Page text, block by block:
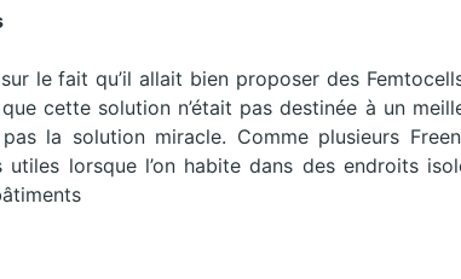
le fait qu’il allait bien proposer des
cette solution n’était pas destinée à un
la solution miracle. Comme plusieurs
utiles lorsque l’on habite dans des endroits